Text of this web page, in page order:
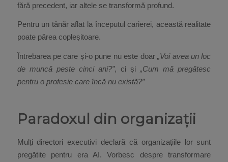
fără precedent, iar altele se transformă profund.
Pentru un tânăr aflat la începutul carierei, această realitate
poate părea copleșitoare.
Întrebarea pe care și-o pune nu este doar„Voi avea un loc
de muncă peste cinci ani?”, ci și„Cum mă pregătesc
pentru o profesie care încă nu există?”
Paradoxul din organizații
Mulți directori executivi declară că organizațiile lor sunt
pregătite pentru era AI. Vorbesc despre transformare